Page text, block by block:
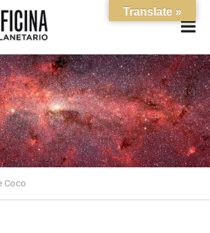
Coco
Translate »